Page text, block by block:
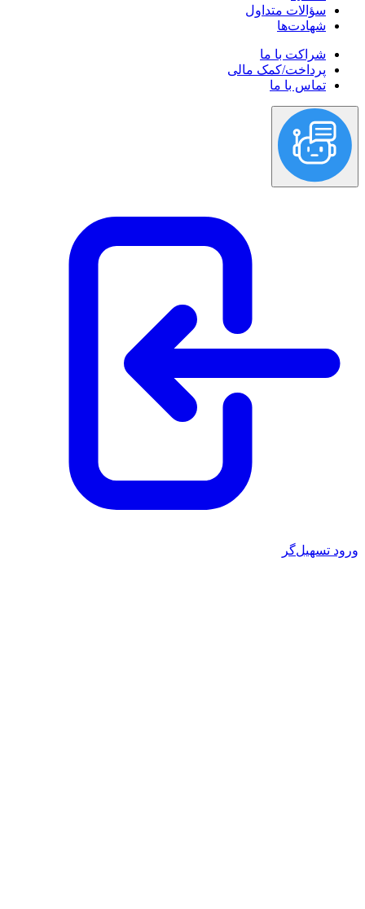
سؤالات متداول
شهادت‌ها
شراکت با ما
پرداخت/کمک مالی
تماس با ما
ورود تسهیل‌گر